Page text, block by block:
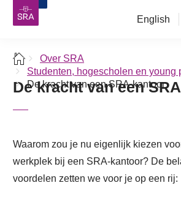
English
Over SRA
Studenten, hogescholen en young
De kracht van een SRA-kantoor
De kracht van een
Waarom zou je nu eigenlijk kiezen
werkplek bij een SRA-kantoor? De
voordelen zetten we voor je op een rij: